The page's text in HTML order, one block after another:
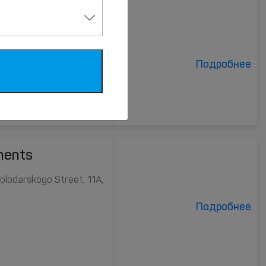
Подробнее
Street, 11А,
Подробнее